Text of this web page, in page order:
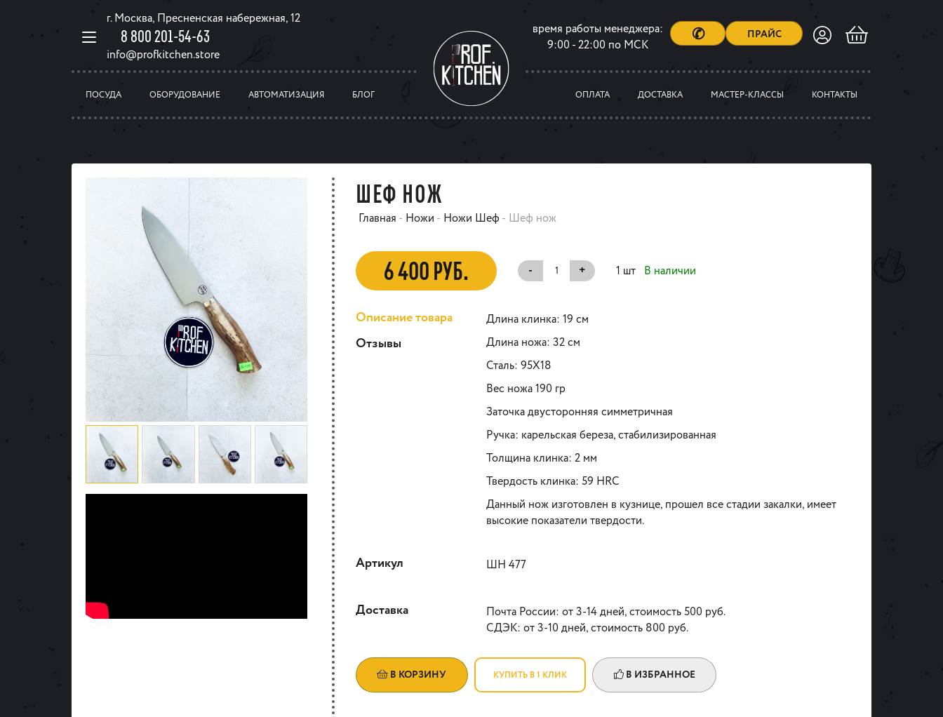
г. Москва, Пресненская набережная, 12
8 800 201-54-63
info@profkitchen.store
время работы менеджера:
9:00 - 22:00 по МСК
✆ ПРАЙС
ПОСУДА ОБОРУДОВАНИЕ АВТОМАТИЗАЦИЯ БЛОГ ОПЛАТА ДОСТАВКА МАСТЕР-КЛАССЫ КОНТАКТЫ
ШЕФ НОЖ
Главная - Ножи - Ножи Шеф - Шеф нож
6 400 РУБ. - + 1 шт В наличии
Описание товара
Отзывы
Длина клинка: 19 см
Длина ножа: 32 см
Сталь: 95X18
Вес ножа 190 гр
Заточка двусторонняя симметричная
Ручка: карельская береза, стабилизированная
Толщина клинка: 2 мм
Твердость клинка: 59 HRC
Данный нож изготовлен в кузнице, прошел все стадии закалки, имеет
высокие показатели твердости.
Артикул ШН 477
Доставка
Почта России: от 3-14 дней, стоимость 500 руб.
СДЭК: от 3-10 дней, стоимость 800 руб.
В КОРЗИНУ КУПИТЬ В 1 КЛИК В ИЗБРАННОЕ